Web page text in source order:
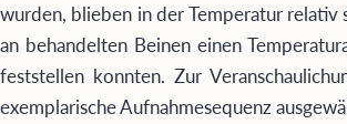
wurden, blieben in der Temperatur relativ
an behandelten Beinen einen
feststellen konnten. Zur
exemplarische Aufnahmesequenz